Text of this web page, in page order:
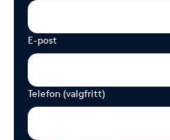
E-post
Telefon (valgfritt)